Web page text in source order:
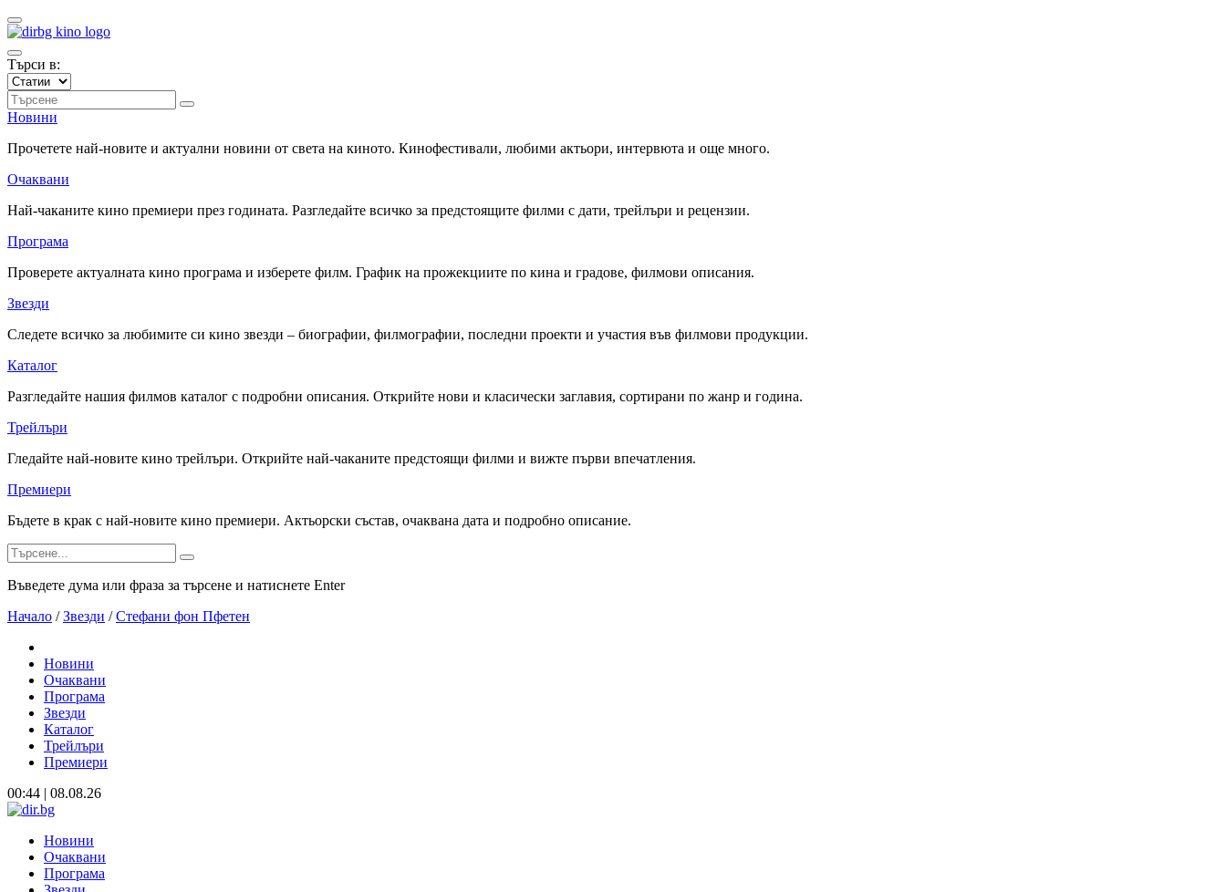
Търси в:
Новини
Прочетете най-новите и актуални новини от света на киното. Кинофестивали, любими актьори, интервюта и още много.
Очаквани
Най-чаканите кино премиери през годината. Разгледайте всичко за предстоящите филми с дати, трейлъри и рецензии.
Програма
Проверете актуалната кино програма и изберете филм. График на прожекциите по кина и градове, филмови описания.
Звезди
Следете всичко за любимите си кино звезди – биографии, филмографии, последни проекти и участия във филмови продукции.
Каталог
Разгледайте нашия филмов каталог с подробни описания. Открийте нови и класически заглавия, сортирани по жанр и година.
Трейлъри
Гледайте най-новите кино трейлъри. Открийте най-чаканите предстоящи филми и вижте първи впечатления.
Премиери
Бъдете в крак с най-новите кино премиери. Актьорски състав, очаквана дата и подробно описание.
Въведете дума или фраза за търсене и натиснете Enter
Начало / Звезди / Стефани фон Пфетен
Новини
Очаквани
Програма
Звезди
Каталог
Трейлъри
Премиери
00:44 | 08.08.26
Новини
Очаквани
Програма